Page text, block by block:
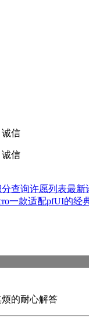
信
信
查询许愿列表最新
一款适配pfUI的经
的耐心解答